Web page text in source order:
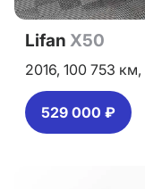
Lifan X50
2016, 100 753 км,
529 000 ₽